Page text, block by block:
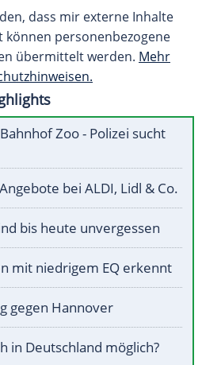
dass mir externe Inhalte
können personenbezogene
übermittelt werden. Mehr
Zoo - Polizei sucht
bei ALDI, Lidl & Co.
bis heute unvergessen
mit niedrigem EQ erkennt
gegen Hannover
in Deutschland möglich?